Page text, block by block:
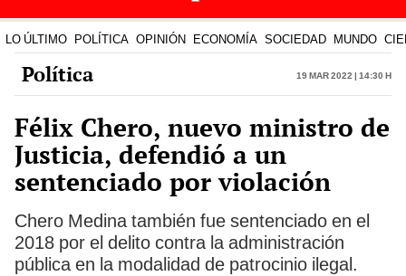
LO ÚLTIMO POLÍTICA OPINIÓN ECONOMÍA SOCIEDAD MUNDO
Política 19 Mar 2022 | 14:30 h
Félix Chero, nuevo ministro de
Justicia, defendió a un
sentenciado por violación
Chero Medina también fue sentenciado en el
2018 por el delito contra la administración
pública en la modalidad de patrocinio ilegal.